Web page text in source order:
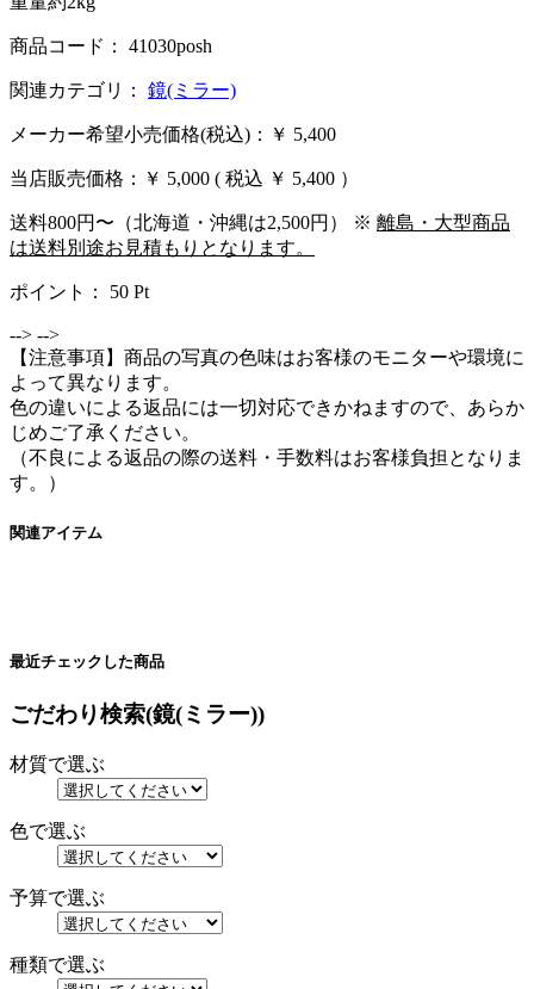
商品コード： 41030posh
関連カテゴリ： 鏡(ミラー)
メーカー希望小売価格(税込)：￥ 5,400
当店販売価格： ￥ 5,000 ( 税込 ￥ 5,400 ）
送料800円〜（北海道・沖縄は2,500円） ※ 離島・大型商品
は送料別途お見積もりとなります。
ポイント： 50 Pt
--> -->
【注意事項】商品の写真の色味はお客様のモニターや環境に
よって異なります。
色の違いによる返品には一切対応できかねますので、あらか
じめご了承ください。
（不良による返品の際の送料・手数料はお客様負担となりま
す。）
関連アイテム
最近チェックした商品
ごだわり検索(鏡(ミラー))
材質で選ぶ
色で選ぶ
予算で選ぶ
種類で選ぶ